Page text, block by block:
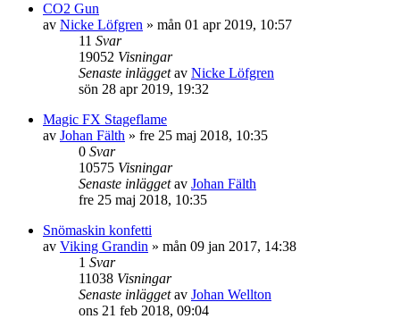
CO2 Gun
av Nicke Löfgren » mån 01 apr 2019, 10:57
11 Svar
19052 Visningar
Senaste inläggetav Nicke Löfgren
sön 28 apr 2019, 19:32
Magic FX Stageflame
av Johan Fälth » fre 25 maj 2018, 10:35
0 Svar
10575 Visningar
Senaste inläggetav Johan Fälth
fre 25 maj 2018, 10:35
Snömaskin konfetti
av Viking Grandin » mån 09 jan 2017, 14:38
1 Svar
11038 Visningar
Senaste inläggetav Johan Wellton
ons 21 feb 2018, 09:04